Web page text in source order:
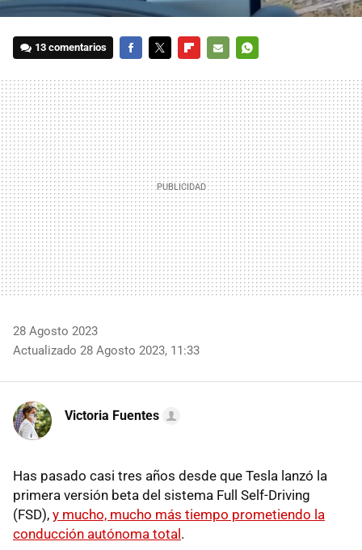
13 comentarios
MAIL
28 Agosto 2023
Actualizado 28 Agosto 2023, 11:33
Victoria Fuentes
Has pasado casi tres años desde que Tesla lanzó la
primera versión beta del sistema Full Self-Driving
(FSD), y mucho, mucho más tiempo prometiendo la
conducción autónoma total.